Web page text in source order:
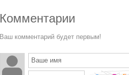
Комментарии
Ваш комментарий будет первым!
Ваше имя